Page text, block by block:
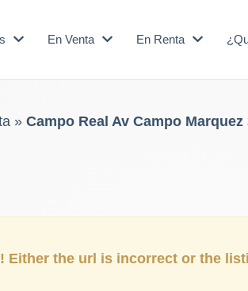
En Venta En Renta
» Campo Real Av Campo
Either the url is incorrect or the